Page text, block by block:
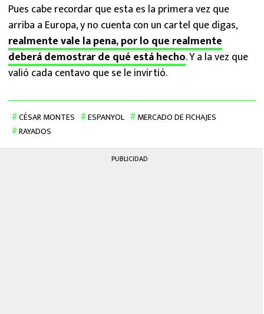
Pues cabe recordar que esta es la primera vez que
arriba a Europa, y no cuenta con un cartel que digas,
realmente vale la pena, por lo que realmente
deberá demostrar de qué está hecho. Y a la vez que
valió cada centavo que se le invirtió.
CÉSAR MONTES ESPANYOL
MERCADO DE FICHAJES
RAYADOS
PUBLICIDAD